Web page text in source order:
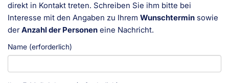
direkt in Kontakt treten. Schreiben Sie ihm bitte bei
Interesse mit den Angaben zu Ihrem Wunschtermin sowie
derAnzahl der Personen eine Nachricht.
Name (erforderlich)